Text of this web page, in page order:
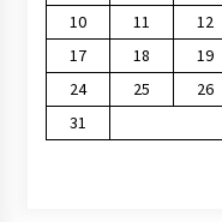
10
11 12
17
18 19
24
25 26
31